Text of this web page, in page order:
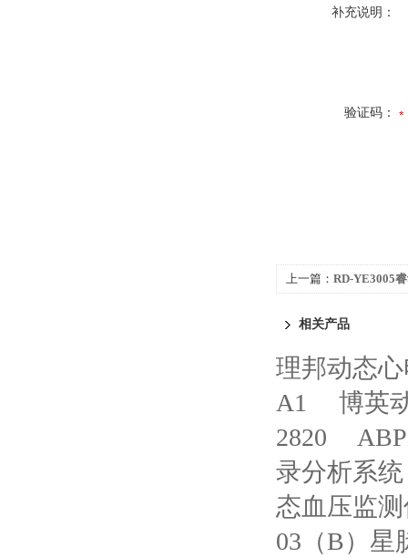
补充说明：
验证码：
上一篇： RD-YE3005
相关产品
理邦动态
A1
博英
2820
录分析系统
态血压监
03（B）星